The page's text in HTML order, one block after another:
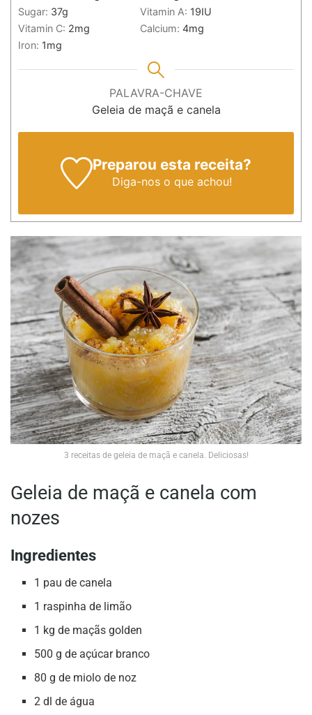
Sugar: 37g Vitamin A: 19IU
Vitamin C: 2mg Calcium: 4mg
Iron: 1mg
PALAVRA-CHAVE
Geleia de maçã e canela
Preparou esta receita?
Diga-noso que achou!
3 receitas de geleia de maçã e canela. Deliciosas!
Geleia de maçã e canela com
nozes
Ingredientes
1 pau de canela
1 raspinha de limão
1 kg de maçãs golden
500 g de açúcar branco
80 g de miolo de noz
2 dl de água